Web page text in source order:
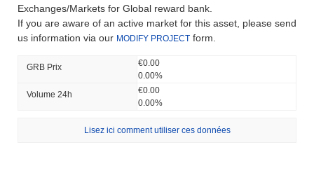
Exchanges/Markets for Global reward bank.
If you are aware of an active market for this asset, please send
us information via our MODIFY PROJECT form.
GRB Prix ​​
€0.00
0.00%
Volume 24h
€0.00
0.00%
Lisez ici comment utiliser ces données